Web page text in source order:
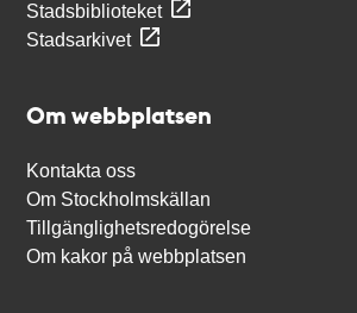
Stadsbiblioteket
Stadsarkivet
Om webbplatsen
Kontakta oss
Om Stockholmskällan
Tillgänglighetsredogörelse
Om kakor på webbplatsen